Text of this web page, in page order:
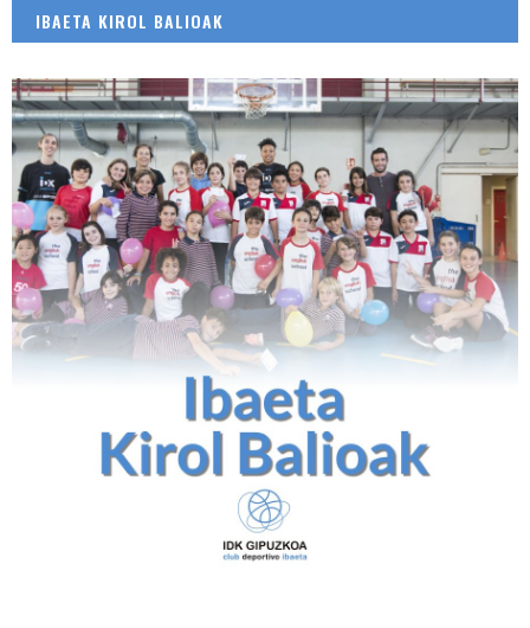
IBAETA KIROL BALIOAK